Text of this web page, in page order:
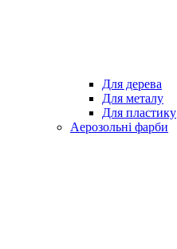
Для дерева
Для металу
Для пластику
Аерозольні фарби